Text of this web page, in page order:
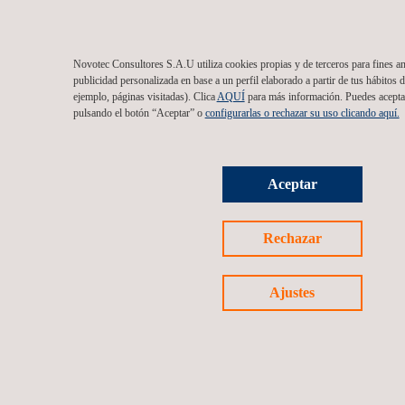
Novotec Consultores S.A.U utiliza cookies propias y de terceros para fines
publicidad personalizada en base a un perfil elaborado a partir de tus hábitos
ejemplo, páginas visitadas). Clica AQUÍpara más información. Puedes
pulsando el botón “Aceptar” o configurarlas o rechazar su uso clicando aquí.
Aceptar
Rechazar
Ajustes